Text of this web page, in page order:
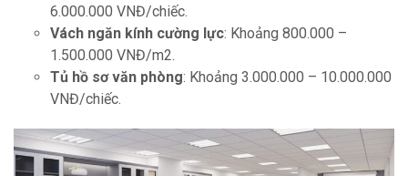
6.000.000 VNĐ/chiếc.
Vách ngăn kính cường lực: Khoảng 800.000 –
1.500.000 VNĐ/m2.
Tủ hồ sơ văn phòng: Khoảng 3.000.000 – 10.000.000
VNĐ/chiếc.